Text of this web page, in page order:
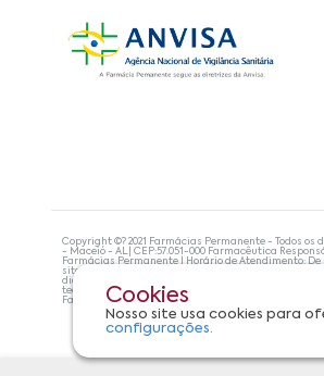
Cookies
Nosso site usa cookies para
configurações.
Copyright ©? 2021 Farmácias Permanente - Todos os
- Maceió - AL| CEP:57.051-000 Farmacêutica
Farmácias Permanente | Horário de Atendimento: De
site não devem ser utilizadas para automedicação
diagnosticar problemas de saúde e prescrever o
tecnologias mais avançadas de proteção de dados,
Farmácias Permanente. Todos os pedidos